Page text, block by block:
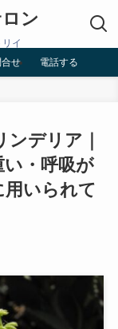
ン
イ
合せ 電話する
ンデリア｜
・呼吸が
用いられて